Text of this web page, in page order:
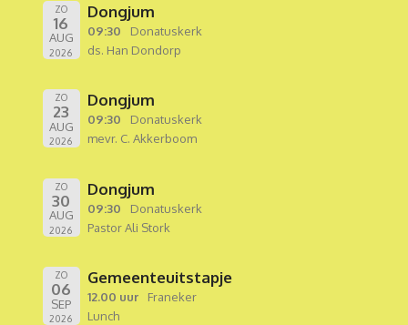
ZO
16
AUG
2026
Dongjum
09:30
Donatuskerk
ds. Han Dondorp
ZO
23
AUG
2026
Dongjum
09:30
Donatuskerk
mevr. C. Akkerboom
ZO
30
AUG
2026
Dongjum
09:30
Donatuskerk
Pastor Ali Stork
ZO
06
SEP
2026
Gemeenteuitstapje
12.00 uur
Franeker
Lunch